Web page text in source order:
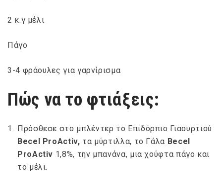
2 κ.γ μέλι
Πάγο
3-4 φράουλες για γαρνίρισμα
Πώς να το φτιάξεις:
Πρόσθεσε στο μπλέντερ το Επιδόρπιο Γιαουρτιού
Becel ProActiv, τα μύρτιλλα, το Γάλα Becel
ProActiv 1,8%, την μπανάνα, μια χούφτα πάγο και
το μέλι.